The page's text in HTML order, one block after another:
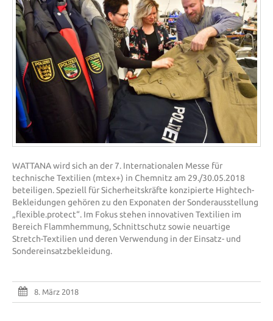
WATTANA wird sich an der 7. Internationalen Messe für
technische Textilien (mtex+) in Chemnitz am 29./30.05.2018
beteiligen. Speziell für Sicherheitskräfte konzipierte Hightech-
Bekleidungen gehören zu den Exponaten der Sonderausstellung
„flexible.protect“. Im Fokus stehen innovativen Textilien im
Bereich Flammhemmung, Schnittschutz sowie neuartige
Stretch-Textilien und deren Verwendung in der Einsatz- und
Sondereinsatzbekleidung.
8. März 2018